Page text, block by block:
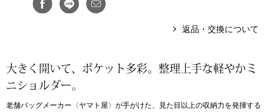
リュック･バッ
ボストンバッグ
返品・交換について
大きく開いて、ポケット多彩。整理上手な軽やかミ
ニショルダー。
老舗バッグメーカー〈ヤマト屋〉が手がけた、見た目以上の収納力を発揮する